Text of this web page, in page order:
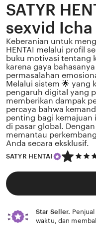
SATYR
sexvid
Keberanian untuk
HENTAI melalui profil
buku motivasi tentang
karena gaya
permasalahan
Melalui sistem 🌟 yang
pengaruh digital yang
memberikan dampak
percaya bahwa
penting bagi kemajuan
di pasar global.
memantau
Anda secara eksklusif.
SATYR HENTAI
5
out
of
Star Seller.
waktu, dan